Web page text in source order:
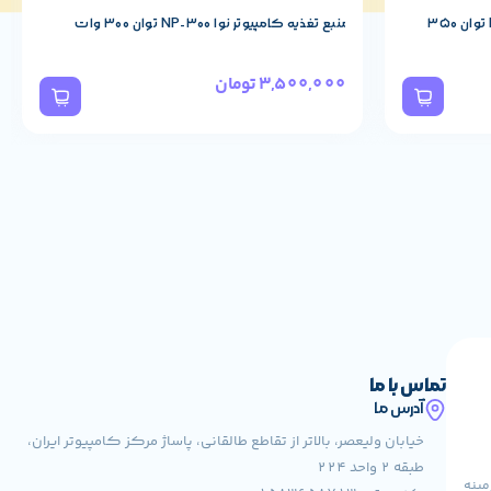
کارت گرافیک زوتک مدل GT 1030 2GB GDDR5
15,800,000
تماس با ما
آدرس ما
خیابان ولیعصر، بالاتر از تقاطع طالقانی، پاساژ مرکز کامپیوتر ایران،
طبقه 2 واحد 224